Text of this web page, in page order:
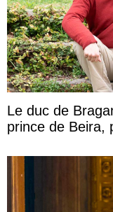
Le duc de
prince de Beira,